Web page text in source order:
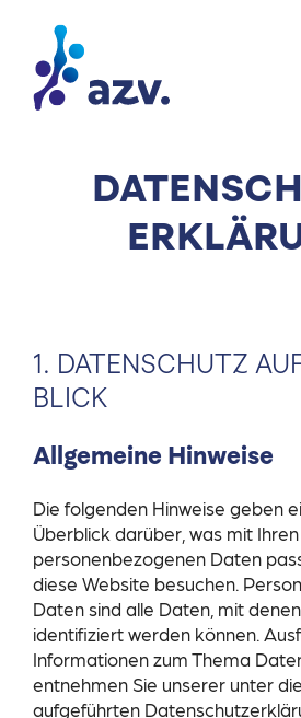
1. DATENSCHUTZ
BLICK
Allgemeine Hinweise
Die folgenden Hinweise geben
Überblick darüber, was mit Ihren
personenbezogenen Daten
diese Website besuchen.
Daten sind alle Daten, mit
identifiziert werden können.
Informationen zum Thema
entnehmen Sie unserer unter
aufgeführten